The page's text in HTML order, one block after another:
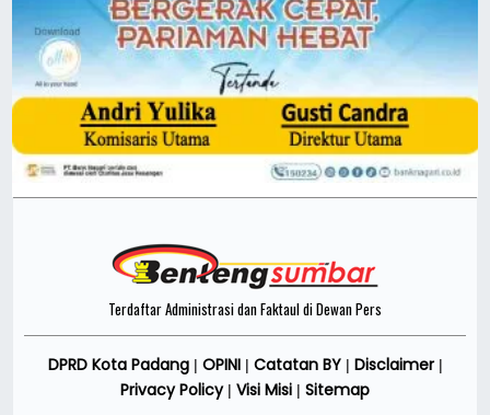
Terdaftar Administrasi dan Faktaul di Dewan Pers
DPRD Kota Padang| OPINI Catatan BY| Disclaimer|
Privacy Policy| Visi Misi Sitemap